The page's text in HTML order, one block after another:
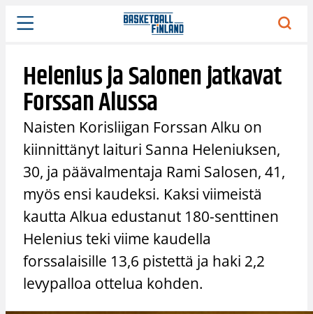
Siirry
sisältöön
Helenius ja Salonen jatkavat
Forssan Alussa
Naisten Korisliigan Forssan Alku on
kiinnittänyt laituri Sanna Heleniuksen,
30, ja päävalmentaja Rami Salosen, 41,
myös ensi kaudeksi. Kaksi viimeistä
kautta Alkua edustanut 180-senttinen
Helenius teki viime kaudella
forssalaisille 13,6 pistettä ja haki 2,2
levypalloa ottelua kohden.